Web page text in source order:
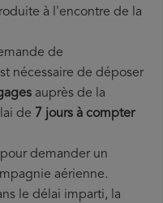
à l'encontre de la
de
nécessaire de déposer
auprès de la
de 7 jours à compter
demander un
aérienne.
le délai imparti, la